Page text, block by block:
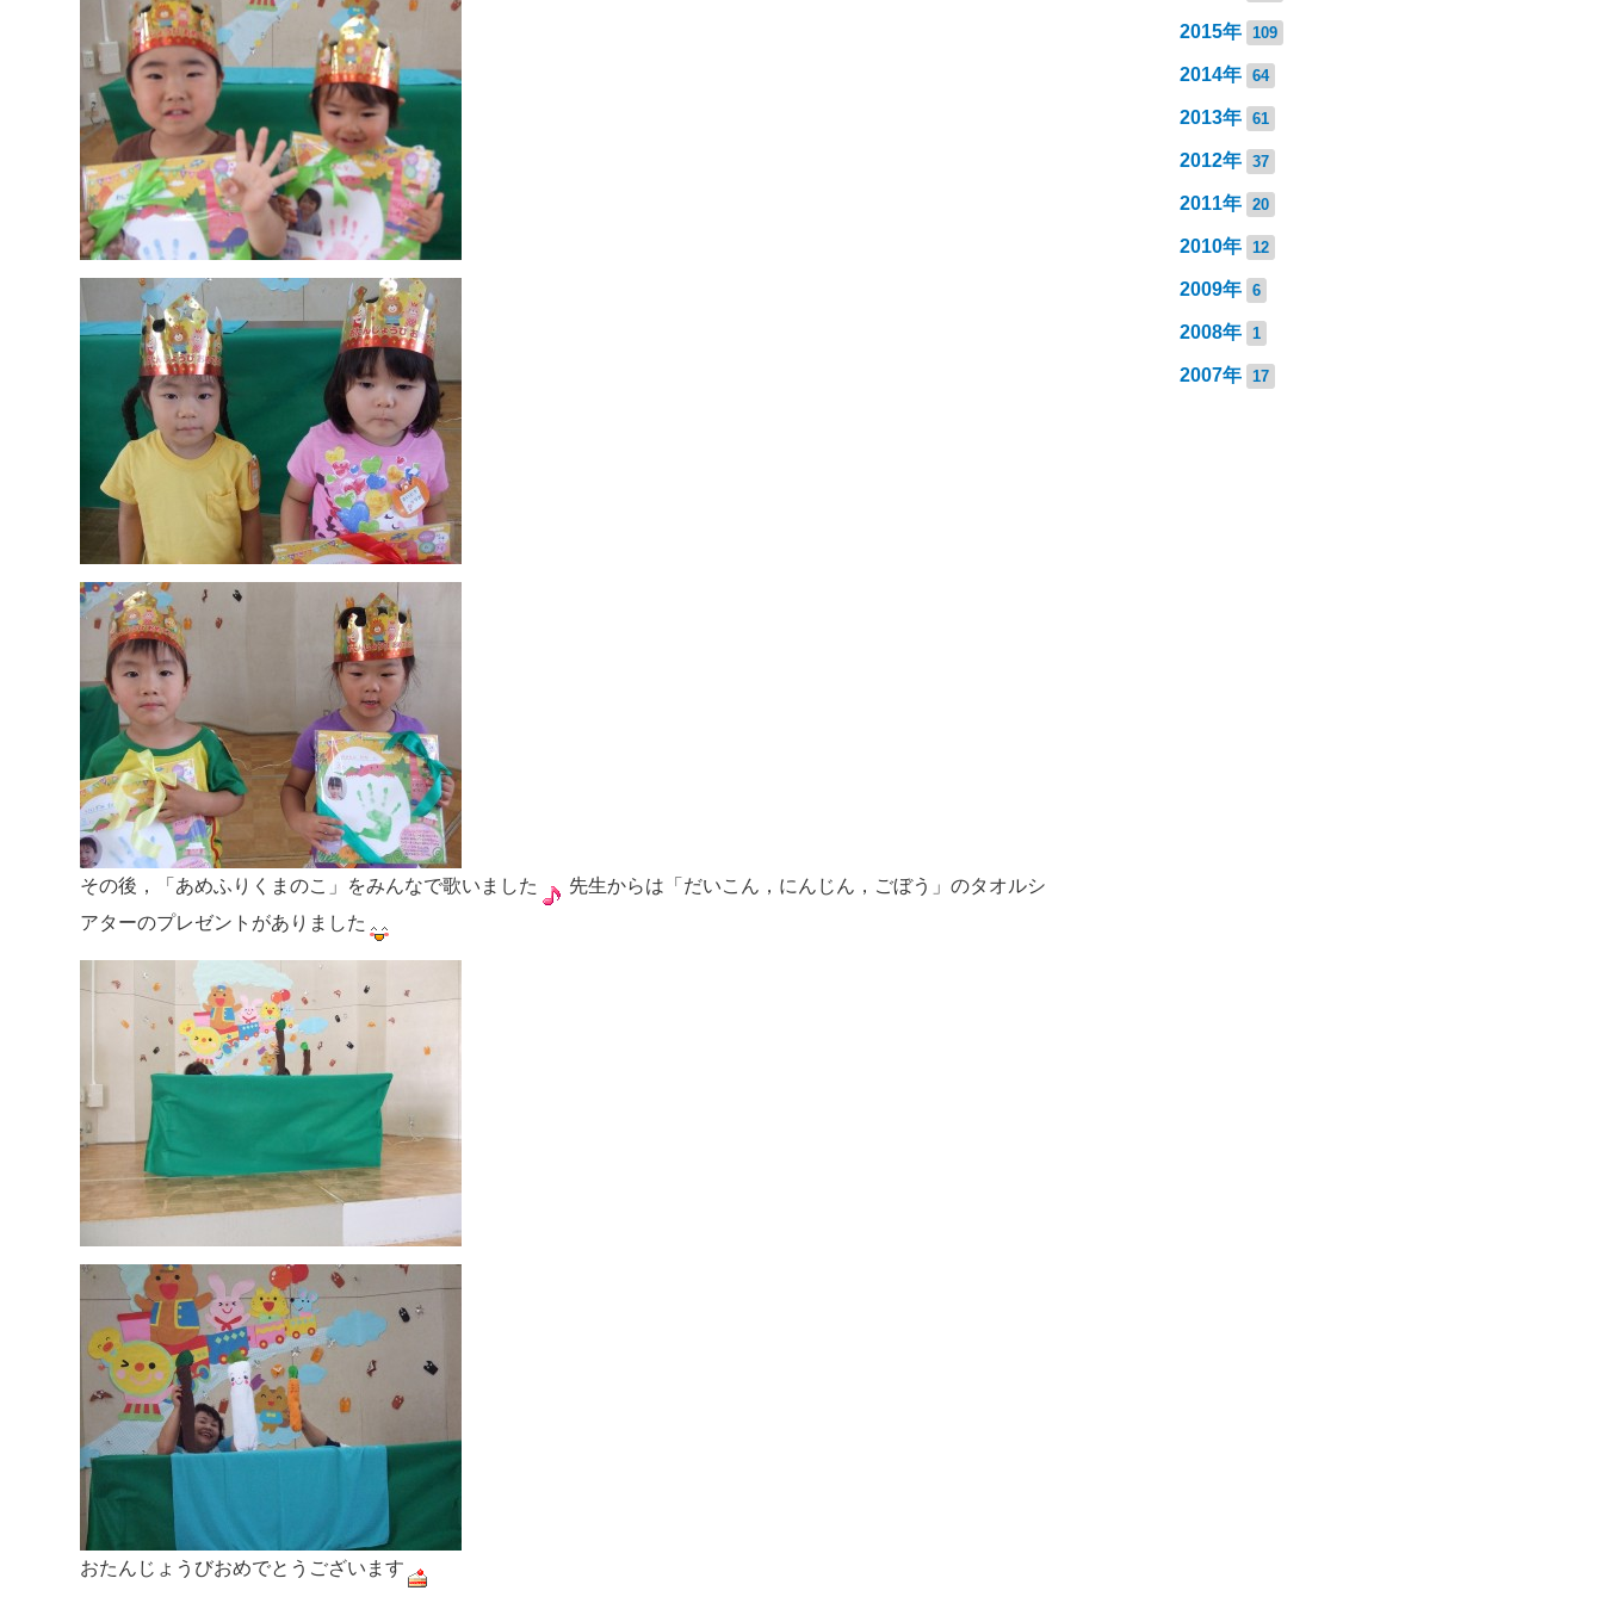
その後，「あめふりくまのこ」をみんなで歌いました
先生からは「だいこん，にんじん，ごぼう」のタオルシ
アターのプレゼントがありました
おたんじょうびおめでとうございます
2015年 109
2014年 64
2013年 61
2012年 37
2011年 20
2010年 12
2009年 6
2008年 1
2007年 17